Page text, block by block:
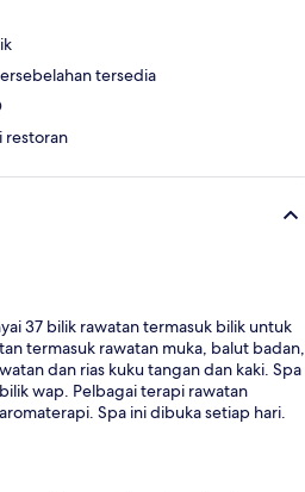
tersedia
restoran
37 bilik rawatan termasuk bilik untuk
termasuk rawatan muka, balut badan,
dan rias kuku tangan dan kaki. Spa
wap. Pelbagai terapi rawatan
Spa ini dibuka setiap hari.